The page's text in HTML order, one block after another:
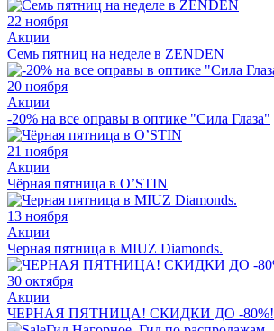
22 ноября
Акции
Семь пятниц на неделе в ZENDEN
20 ноября
Акции
-20% на все оправы в оптике "Сила Глаза"
21 ноября
Акции
Чёрная пятница в O’STIN
13 ноября
Акции
Черная пятница в MIUZ Diamonds.
30 октября
Акции
ЧЕРНАЯ ПЯТНИЦА! СКИДКИ ДО -80%!